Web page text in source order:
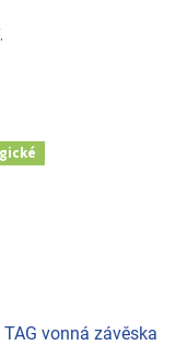
TAG vonná závěska